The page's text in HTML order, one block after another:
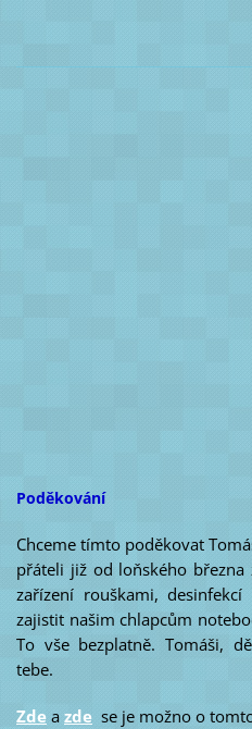
Poděkování
Chceme tímto poděkovat
přáteli již od loňského března
zařízení rouškami,
zajistit našim chlapcům
To vše bezplatně. Tomáši,
tebe.
Zdea zdese je možno o